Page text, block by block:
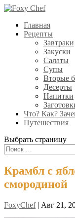
Главная
Рецепты
Завтраки
Закуски
Салаты
Супы
Вторые
Десерты
Напитки
Что? Как?
Путешествия
Выбрать страницу
Крамбл с
смородиной
FoxyChef| Авг 21,